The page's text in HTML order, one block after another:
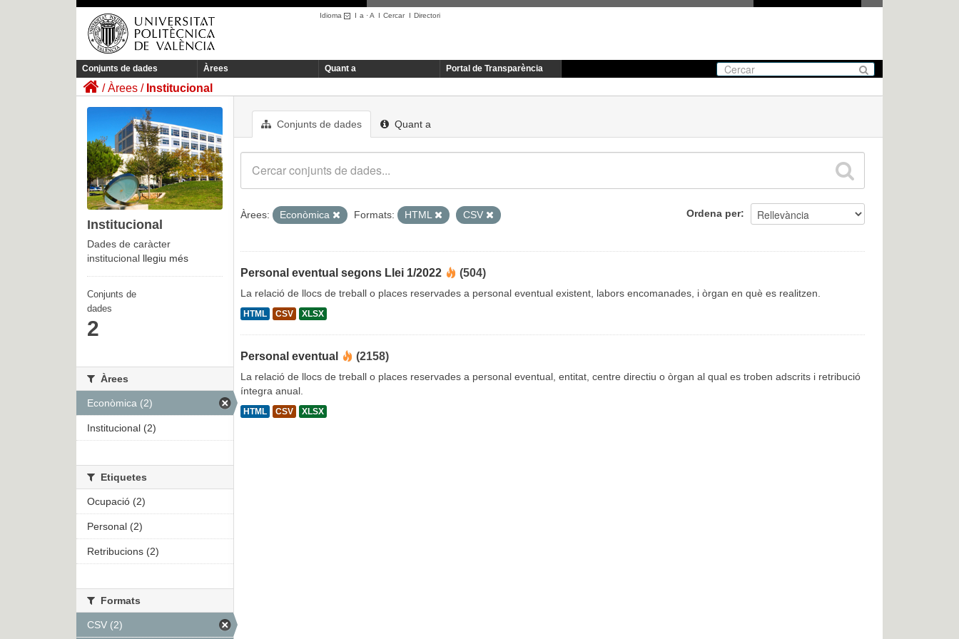
Idioma I a ·A I CercarI Directori
Conjunts de dades Àrees Quant a Portal de Transparència
Àrees Institucional
Conjunts de dades Quant a
Ordena per
Àrees: Econòmica Formats: HTML CSV
Personal eventual segons Llei 1/2022 (504)
La relació de llocs de treball o places reservades a personal eventual existent, labors encomanades, i òrgan en què es realitzen.
HTML CSV XLSX
Personal eventual (2158)
La relació de llocs de treball o places reservades a personal eventual, entitat, centre directiu o òrgan al qual es troben adscrits i retribució
íntegra anual.
HTML CSV XLSX
Institucional
Dades de caràcter
institucional llegiu més
Conjunts de
dades
2
Àrees
Econòmica (2)
Institucional (2)
Etiquetes
Ocupació (2)
Personal (2)
Retribucions (2)
Formats
CSV (2)